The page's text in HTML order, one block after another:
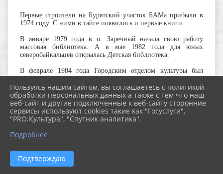
Первые строители на Бурятский участок БАМа прибыли в
1974 году. С ними в тайге появились и первые книги.
В январе 1979 года в п. Заречный начала свою работу
массовая библиотека. А в мае 1982 года для юных
северобайкальцев открылась Детская библиотека.
В феврале 1984 года Городским отделом культуры был
издан приказ об открытии в Северобайкальске городской
массовой библиотеки, и 5 марта того же года двери
библиотеки, которая разместилась при интернате школы №
11, были открыты для читателей.
30 декабря 1987 года состоялось торжественное открытие
первом этаже жилого дома № 5 по Ленинградскому
Северобайкальск получили прекрасный подарок.
Несмотря на то, что современные люди все больше и
Пользуясь нашим сайтом, вы соглашаетесь с политикой
обработки персональных данных а также с тем что наш
веб-сайт и другие подключенные к веб-сайту сторонние
сервисы используют cookies такие как "Госуслуги",
"PRO.Культура", "Спутник аналитика".
Подробнее
Подтверждаю